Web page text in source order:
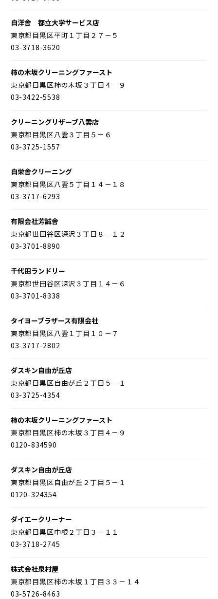
白洋舎 都立大学サービス店
東京都目黒区平町１丁目２７－５
03-3718-3620
柿の木坂クリーニングファースト
東京都目黒区柿の木坂３丁目４－９
03-3422-5538
クリーニングリザーブ八雲店
東京都目黒区八雲３丁目５－６
03-3725-1557
白栄舎クリーニング
東京都目黒区八雲５丁目１４－１８
03-3717-6293
有限会社芳誠舎
東京都世田谷区深沢３丁目８－１２
03-3701-8890
千代田ランドリー
東京都世田谷区深沢３丁目１４－６
03-3701-8338
タイヨーブラザース有限会社
東京都目黒区八雲１丁目１０－７
03-3717-2802
ダスキン自由が丘店
東京都目黒区自由が丘２丁目５－１
03-3725-4354
柿の木坂クリーニングファースト
東京都目黒区柿の木坂３丁目４－９
0120-834590
ダスキン自由が丘店
東京都目黒区自由が丘２丁目５－１
0120-324354
ダイエークリーナー
東京都目黒区中根２丁目３－１１
03-3718-2745
株式会社泉村屋
東京都目黒区柿の木坂１丁目３３－１４
03-5726-8463